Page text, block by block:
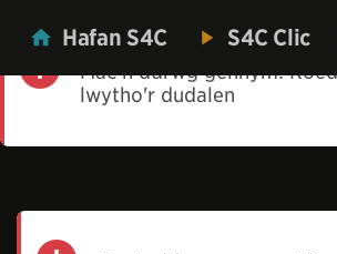
Hafan S4C S4C Clic
Mae'n ddrwg gennym!
lwytho'r dudalen